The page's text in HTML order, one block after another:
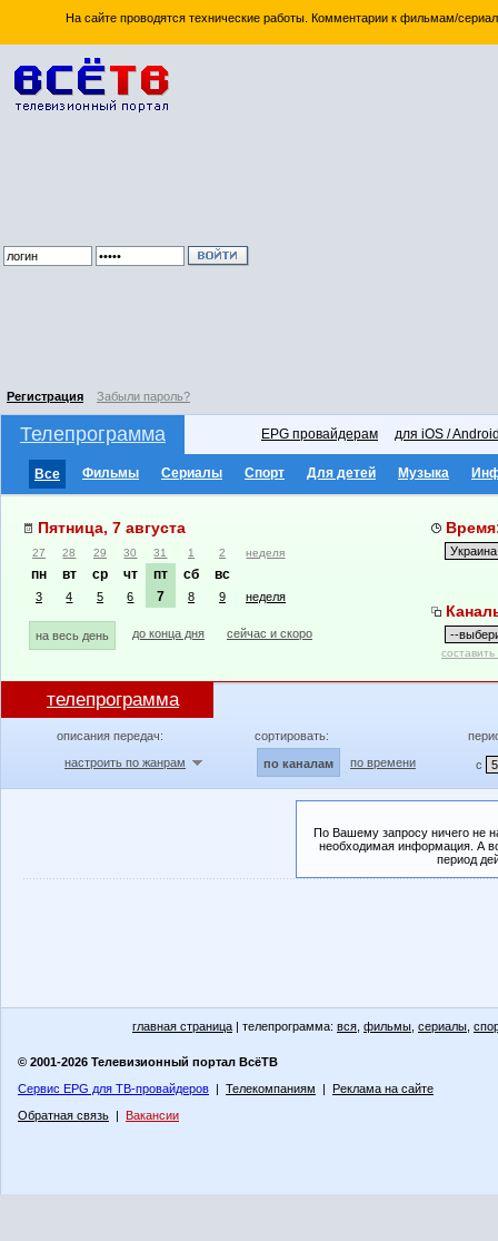
На сайте проводятся технические работы. Комментарии к фильмам/
Регистрация Забыли пароль?
Телепрограмма EPG провайдерам для iOS /
Все Фильмы Сериалы Спорт Для детей Музыка
Пятница, 7 августа
27 28 29 30 31 1 2 неделя
пн вт ср чт пт сб вс
3 4 5 6 7 8 9 неделя
на весь день до конца дня сейчас и скоро
телепрограмма
описания передач:
настроить по жанрам
сортировать:
по каналам по времени с
По Вашему запросу ничего не
необходимая информация. А
период
главная страница | телепрограмма: вся фильмы сериалы
© 2001-2026 Телевизионный портал ВсёТВ
Сервис EPG для ТВ-провайдеров | Телекомпаниям | Реклама на сайте
Обратная связь | Вакансии